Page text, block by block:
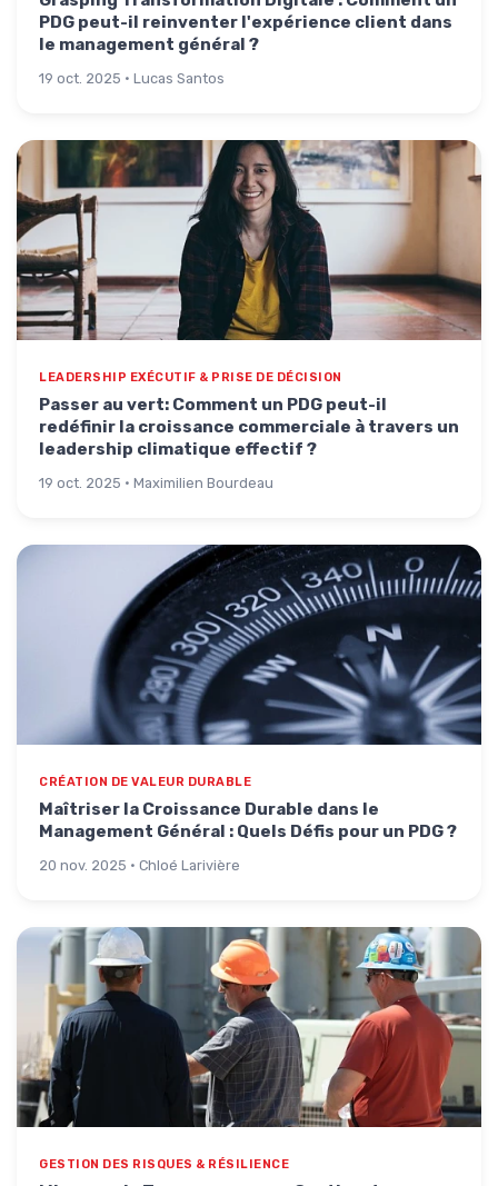
PDG peut-il reinventer l'expérience client dans
le management général ?
19 oct. 2025 · Lucas Santos
LEADERSHIP EXÉCUTIF & PRISE DE DÉCISION
Passer au vert: Comment un PDG peut-il
redéfinir la croissance commerciale à travers un
leadership climatique effectif ?
19 oct. 2025 · Maximilien Bourdeau
CRÉATION DE VALEUR DURABLE
Maîtriser la Croissance Durable dans le
Management Général : Quels Défis pour un PDG ?
20 nov. 2025 · Chloé Larivière
GESTION DES RISQUES & RÉSILIENCE